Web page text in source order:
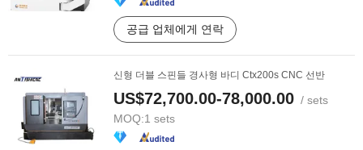
공급 업체에게 연락
신형 더블 스핀들 경사형 바디 Ctx200s CNC 선반
US$72,700.00-78,000.00 / sets
MOQ:1 sets